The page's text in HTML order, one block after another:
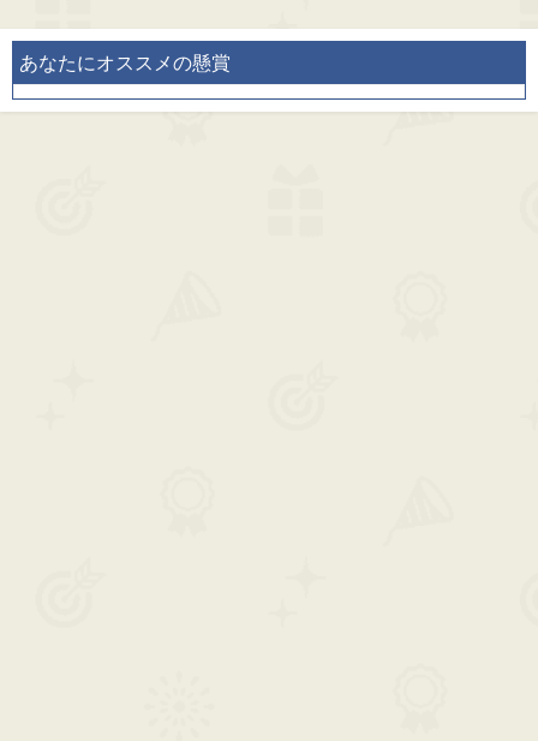
あなたにオススメの懸賞